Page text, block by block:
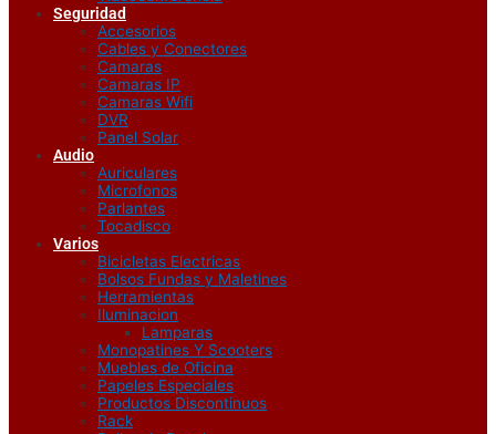
Seguridad
Accesorios
Cables y Conectores
Camaras
Camaras IP
Camaras Wifi
DVR
Panel Solar
Audio
Auriculares
Microfonos
Parlantes
Tocadisco
Varios
Bicicletas Electricas
Bolsos Fundas y Maletines
Herramientas
Iluminacion
Lamparas
Monopatines Y Scooters
Muebles de Oficina
Papeles Especiales
Productos Discontinuos
Rack